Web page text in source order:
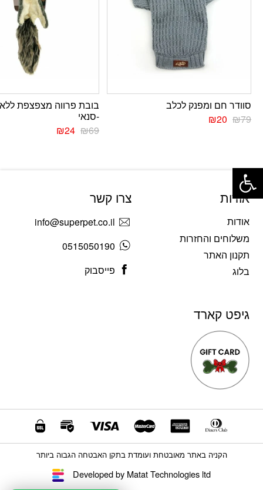
סוודר חם ומפנק לכלב
₪79
₪20
בובת פרווה מצפצפת ללא
-סנאי
₪69
₪24
אודות
אודות
משלוחים והחזרות
תקנון האתר
בלוג
צרו קשר
info@superpet.co.il
0515050190
פייסבוק
גיפט קארד
Developed by Matat Technologies ltd
הקניה באתר מאובטחת ועומדת בתקן האבטחה הגבוה ביותר
פתח סרגל נגישות